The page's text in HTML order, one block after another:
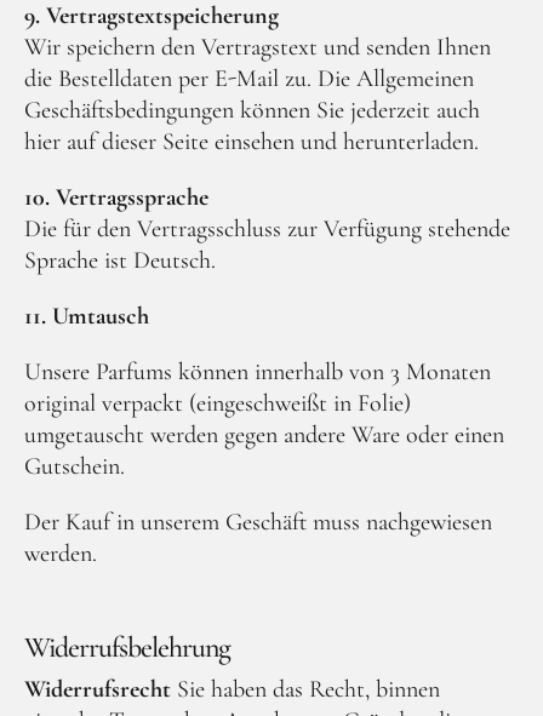
9. Vertragstextspeicherung
Wir speichern den Vertragstext und senden Ihnen
die Bestelldaten per E-Mail zu. Die Allgemeinen
Geschäftsbedingungen können Sie jederzeit auch
hier auf dieser Seite einsehen und herunterladen.
10. Vertragssprache
Die für den Vertragsschluss zur Verfügung stehende
Sprache ist Deutsch.
11. Umtausch
Unsere Parfums können innerhalb von 3 Monaten
original verpackt (eingeschweißt in Folie)
umgetauscht werden gegen andere Ware oder einen
Gutschein.
Der Kauf in unserem Geschäft muss nachgewiesen
werden.
Widerrufsbelehrung
Widerrufsrecht Sie haben das Recht, binnen